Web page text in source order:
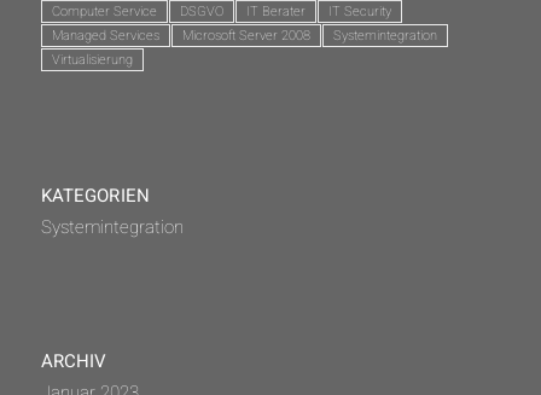
Computer Service
DSGVO IT Berater
IT Security
Managed Services
Microsoft Server 2008
Systemintegration
Virtualisierung
KATEGORIEN
Systemintegration
ARCHIV